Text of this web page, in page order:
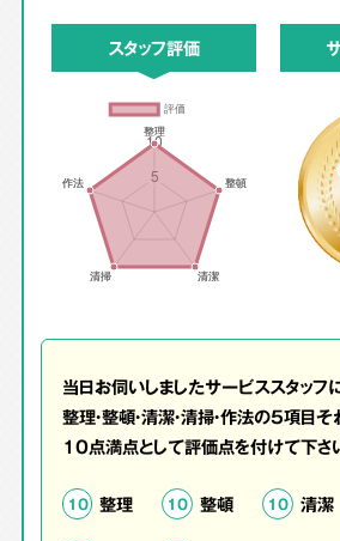
スタッフ評価
当日お伺いしましたサービススタッフ
整理・整頓・清潔・清掃・作法の5項目
10点満点として評価点を付けて下さ
10 整理 10 整頓 10 清潔